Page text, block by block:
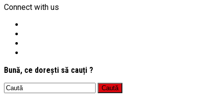
Connect with us
Bună, ce dorești să cauți ?